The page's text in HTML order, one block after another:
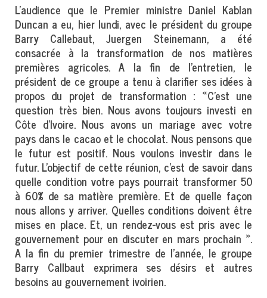
L’audience que le Premier ministre Daniel Kablan
Duncan a eu, hier lundi, avec le président du groupe
Barry Callebaut, Juergen Steinemann, a été
consacrée à la transformation de nos matières
premières agricoles. A la fin de l’entretien, le
président de ce groupe a tenu à clarifier ses idées à
propos du projet de transformation : «C’est une
question très bien. Nous avons toujours investi en
Côte d’Ivoire. Nous avons un mariage avec votre
pays dans le cacao et le chocolat. Nous pensons que
le futur est positif. Nous voulons investir dans le
futur. L’objectif de cette réunion, c’est de savoir dans
quelle condition votre pays pourrait transformer 50
à 60% de sa matière première. Et de quelle façon
nous allons y arriver. Quelles conditions doivent être
mises en place. Et, un rendez-vous est pris avec le
gouvernement pour en discuter en mars prochain ».
A la fin du premier trimestre de l’année, le groupe
Barry Callbaut exprimera ses désirs et autres
besoins au gouvernement ivoirien.